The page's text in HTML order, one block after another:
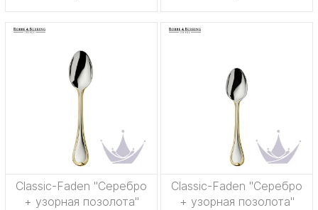
Classic-Faden "Серебро
+ узорная позолота"
Classic-Faden "Серебро
+ узорная позолота"